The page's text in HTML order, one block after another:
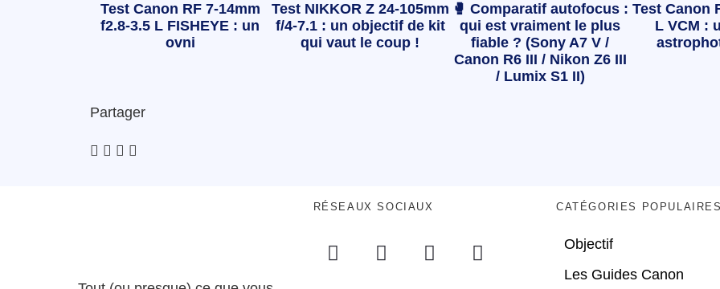
Test Canon RF 7-14mm
f2.8-3.5 L FISHEYE : un
ovni
Test NIKKOR Z 24-105mm
f/4-7.1 : un objectif de kit
qui vaut le coup !
🥊 Comparatif autofocus :
qui est vraiment le plus
fiable ? (Sony A7 V /
Canon R6 III / Nikon Z6 III
/ Lumix S1 II)
Test Canon
L VCM :
Partager
RÉSEAUX SOCIAUX CATÉGORIES
Objectif
Les Guides Canon